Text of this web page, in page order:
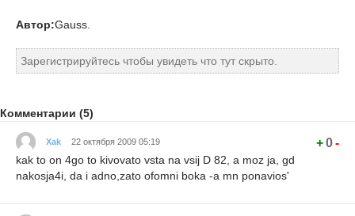
Автор:Gauss.
Зарегистрируйтесь чтобы увидеть что тут скрыто.
Комментарии (5)
Xak 22 октября 2009 05:19 +0-
kak to on 4go to kivovato vsta na vsij D 82, a moz ja, gd
nakosja4i, da i adno,zato ofomni boka -a mn ponavios'